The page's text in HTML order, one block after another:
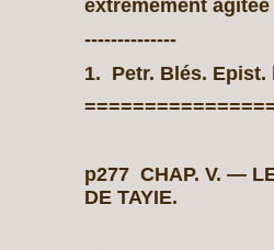
extrêmement
--------------
1. Petr. Blés. Epist.
p277 CHAP. V. —
DE TAYIE.